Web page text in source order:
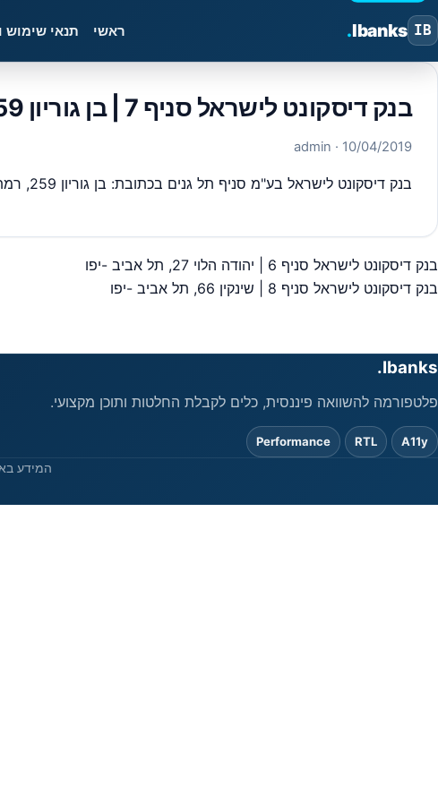
IB
Ibanks
. ראשי תנאי שימוש
בנק דיסקונט לישראל סניף 7 | בן גוריון 259, רמת גן
10/04/2019
· admin
בנק דיסקונט לישראל בע"מ סניף תל גנים בכתובת: בן גוריון 259, רמת גן – סניף מספר 7 מיקוד,5231309 ,כל פרטי יצירת הקשר כתובות וכדומה מבנק ישראל.
ניווט
בנק דיסקונט לישראל סניף 6 | יהודה הלוי 27, תל אביב -יפו
בנק דיסקונט לישראל סניף 8 | שינקין 66, תל אביב -יפו
Ibanks.
פלטפורמה להשוואה פיננסית, כלים לקבלת החלטות ותוכן מקצועי.
A11y
RTL
Performance
המידע